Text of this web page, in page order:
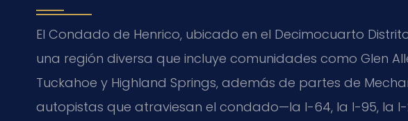
El Condado de Henrico, ubicado en el Decimocuarto
una región diversa que incluye comunidades como Glen
Tuckahoe y Highland Springs, además de partes de
autopistas que atraviesan el condado—la I-64, la I-95, la I-